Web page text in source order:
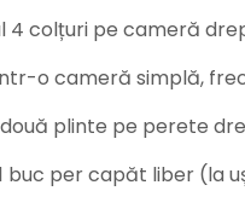
4 colțuri pe cameră
o cameră simplă,
plinte pe perete
buc per capăt liber (la